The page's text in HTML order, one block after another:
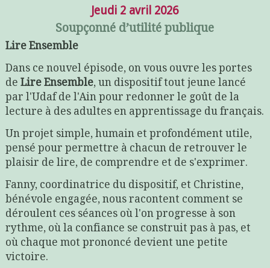
Jeudi 2 avril 2026
Soupçonné d’utilité publique
Lire Ensemble
Dans ce nouvel épisode, on vous ouvre les portes
de Lire Ensemble, un dispositif tout jeune lancé
par l'Udaf de l'Ain pour redonner le goût de la
lecture à des adultes en apprentissage du français.
Un projet simple, humain et profondément utile,
pensé pour permettre à chacun de retrouver le
plaisir de lire, de comprendre et de s'exprimer.
Fanny, coordinatrice du dispositif, et Christine,
bénévole engagée, nous racontent comment se
déroulent ces séances où l'on progresse à son
rythme, où la confiance se construit pas à pas, et
où chaque mot prononcé devient une petite
victoire.